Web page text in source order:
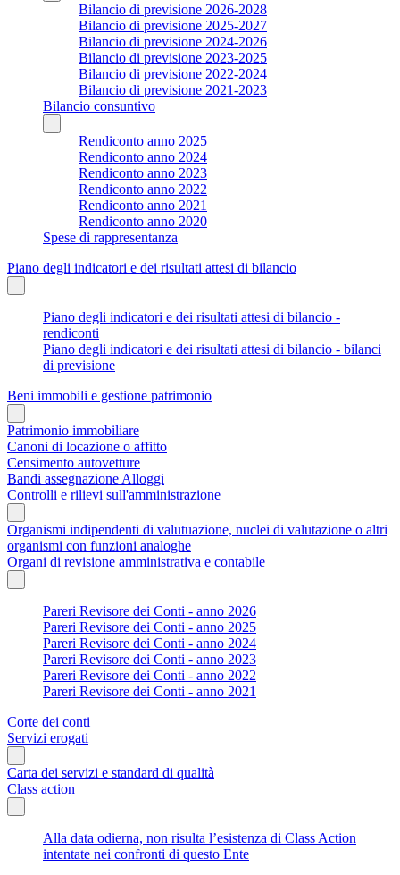
Bilancio di previsione 2026-2028
Bilancio di previsione 2025-2027
Bilancio di previsione 2024-2026
Bilancio di previsione 2023-2025
Bilancio di previsione 2022-2024
Bilancio di previsione 2021-2023
Bilancio consuntivo
Rendiconto anno 2025
Rendiconto anno 2024
Rendiconto anno 2023
Rendiconto anno 2022
Rendiconto anno 2021
Rendiconto anno 2020
Spese di rappresentanza
Piano degli indicatori e dei risultati attesi di bilancio
Piano degli indicatori e dei risultati attesi di bilancio -
rendiconti
Piano degli indicatori e dei risultati attesi di bilancio - bilanci
di previsione
Beni immobili e gestione patrimonio
Patrimonio immobiliare
Canoni di locazione o affitto
Censimento autovetture
Bandi assegnazione Alloggi
Controlli e rilievi sull'amministrazione
Organismi indipendenti di valutuazione, nuclei di valutazione o altri
organismi con funzioni analoghe
Organi di revisione amministrativa e contabile
Pareri Revisore dei Conti - anno 2026
Pareri Revisore dei Conti - anno 2025
Pareri Revisore dei Conti - anno 2024
Pareri Revisore dei Conti - anno 2023
Pareri Revisore dei Conti - anno 2022
Pareri Revisore dei Conti - anno 2021
Corte dei conti
Servizi erogati
Carta dei servizi e standard di qualità
Class action
Alla data odierna, non risulta l’esistenza di Class Action
intentate nei confronti di questo Ente